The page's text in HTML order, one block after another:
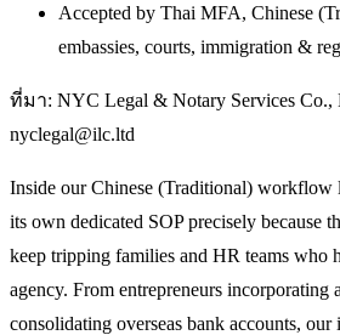
Accepted by Thai MFA, Chinese
embassies, courts, immigration &
ที่มา: NYC Legal & Notary Services Co.,
nyclegal@ilc.ltd
Inside our Chinese (Traditional) workflow
its own dedicated SOP precisely because
keep tripping families and HR teams who
agency. From entrepreneurs incorporating
consolidating overseas bank accounts,